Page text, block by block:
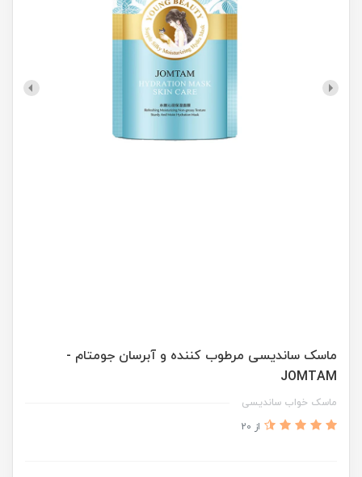
ماسک ساندیسی مرطوب کننده و آبرسان جومتام -
JOMTAM
ماسک خواب ساندیسی
از 20